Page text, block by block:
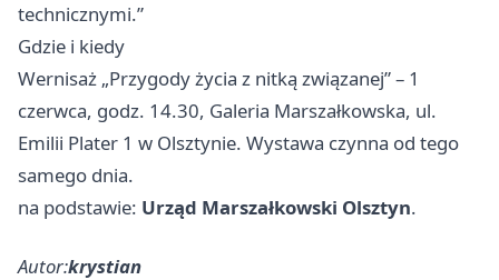
technicznymi.”
Gdzie i kiedy
Wernisaż „Przygody życia z nitką związanej” – 1
czerwca, godz. 14.30, Galeria Marszałkowska, ul.
Emilii Plater 1 w Olsztynie. Wystawa czynna od tego
samego dnia.
na podstawie: Urząd Marszałkowski Olsztyn.
Autor:krystian